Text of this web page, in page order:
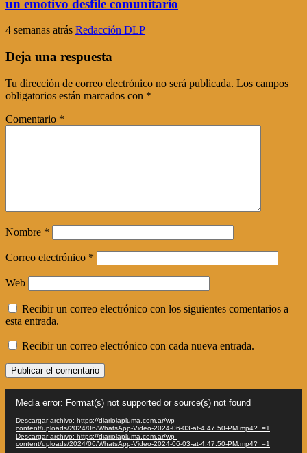
un emotivo desfile comunitario
4 semanas atrás Redacción DLP
Deja una respuesta
Tu dirección de correo electrónico no será publicada. Los campos
obligatorios están marcados con *
Comentario *
Nombre *
Correo electrónico *
Web
Recibir un correo electrónico con los siguientes comentarios a
esta entrada.
Recibir un correo electrónico con cada nueva entrada.
vídeo
Media error: Format(s) not supported or source(s) not found
Descargar archivo: https://diariolapluma.com.ar/wp-
content/uploads/2024/06/WhatsApp-Video-2024-06-03-at-4.47.50-PM.mp4?_=1
Descargar archivo: https://diariolapluma.com.ar/wp-
content/uploads/2024/06/WhatsApp-Video-2024-06-03-at-4.47.50-PM.mp4?_=1